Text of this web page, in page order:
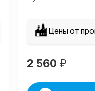
Цены от
2 560 ₽